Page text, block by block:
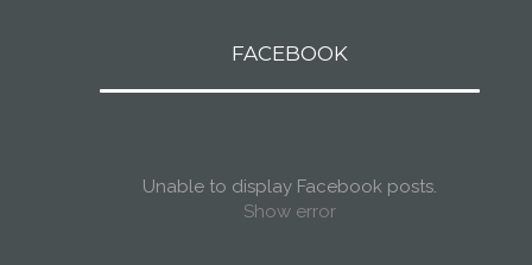
FACEBOOK
Unable to display Facebook posts.
Show error